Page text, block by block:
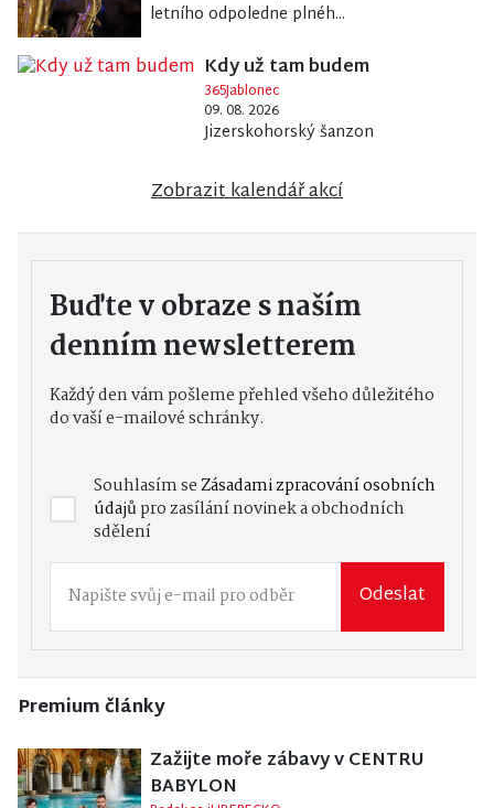
letního odpoledne plnéh...
Kdy už tam budem
365Jablonec
09. 08. 2026
Jizerskohorský šanzon
Zobrazit kalendář akcí
Buďte v obraze s naším
denním newsletterem
Každý den vám pošleme přehled všeho důležitého
do vaší e-mailové schránky.
Souhlasím seZásadami zpracování osobních
údajůpro zasílání novinek a obchodních
sdělení
Odeslat
Premium články
Zažijte moře zábavy v CENTRU
BABYLON